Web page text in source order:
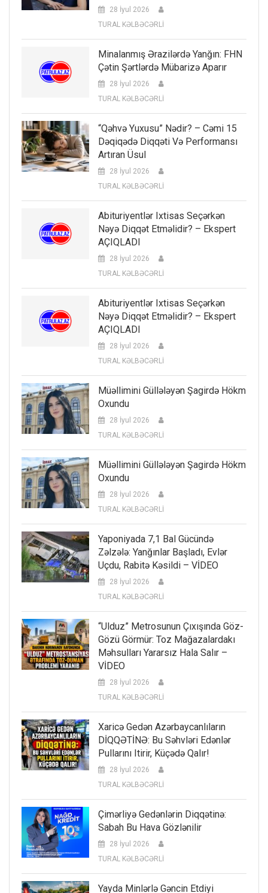
28 İyul 2026
TURAL KƏLBƏCƏRLİ
Minalanmış Ərazilərdə Yanğın: FHN
Çətin Şərtlərdə Mübarizə Aparır
28 İyul 2026
TURAL KƏLBƏCƏRLİ
“Qəhvə Yuxusu” Nədir? – Cəmi 15
Dəqiqədə Diqqəti Və Performansı
Artıran Üsul
28 İyul 2026
TURAL KƏLBƏCƏRLİ
Abituriyentlər Ixtisas Seçərkən
Nəyə Diqqət Etməlidir? – Ekspert
AÇIQLADI
28 İyul 2026
TURAL KƏLBƏCƏRLİ
Abituriyentlər Ixtisas Seçərkən
Nəyə Diqqət Etməlidir? – Ekspert
AÇIQLADI
28 İyul 2026
TURAL KƏLBƏCƏRLİ
Müəllimini Güllələyən Şagirdə Hökm
Oxundu
28 İyul 2026
TURAL KƏLBƏCƏRLİ
Müəllimini Güllələyən Şagirdə Hökm
Oxundu
28 İyul 2026
TURAL KƏLBƏCƏRLİ
Yaponiyada 7,1 Bal Gücündə
Zəlzələ: Yanğınlar Başladı, Evlər
Uçdu, Rabitə Kəsildi – VİDEO
28 İyul 2026
TURAL KƏLBƏCƏRLİ
“Ulduz” Metrosunun Çıxışında Göz-
Gözü Görmür: Toz Mağazalardakı
Məhsulları Yararsız Hala Salır –
VİDEO
28 İyul 2026
TURAL KƏLBƏCƏRLİ
Xaricə Gedən Azərbaycanlıların
DİQQƏTİNƏ: Bu Səhvləri Edənlər
Pullarını Itirir, Küçədə Qalır!
28 İyul 2026
TURAL KƏLBƏCƏRLİ
Çimərliyə Gedənlərin Diqqətinə:
Sabah Bu Hava Gözlənilir
28 İyul 2026
TURAL KƏLBƏCƏRLİ
Yayda Minlərlə Gəncin Etdiyi